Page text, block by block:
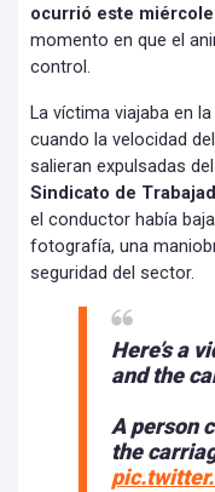
ocurrió este
momento en que el
control.
La víctima viajaba en
cuando la velocidad
salieran expulsadas
Sindicato de
el conductor había
fotografía, una
seguridad del sector.
Here’s a
and the
A person
the